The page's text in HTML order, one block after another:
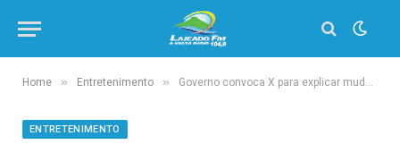
Home » Entretenimento » Governo convoca X para explicar mudanças em termos de uso que permitem que dados dos usuários sejam usados para treinamento de Inteligência Artificial
ENTRETENIMENTO